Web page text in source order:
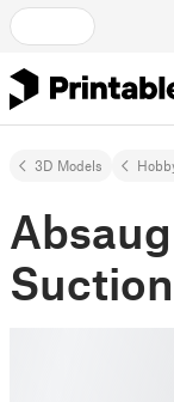
3D Models